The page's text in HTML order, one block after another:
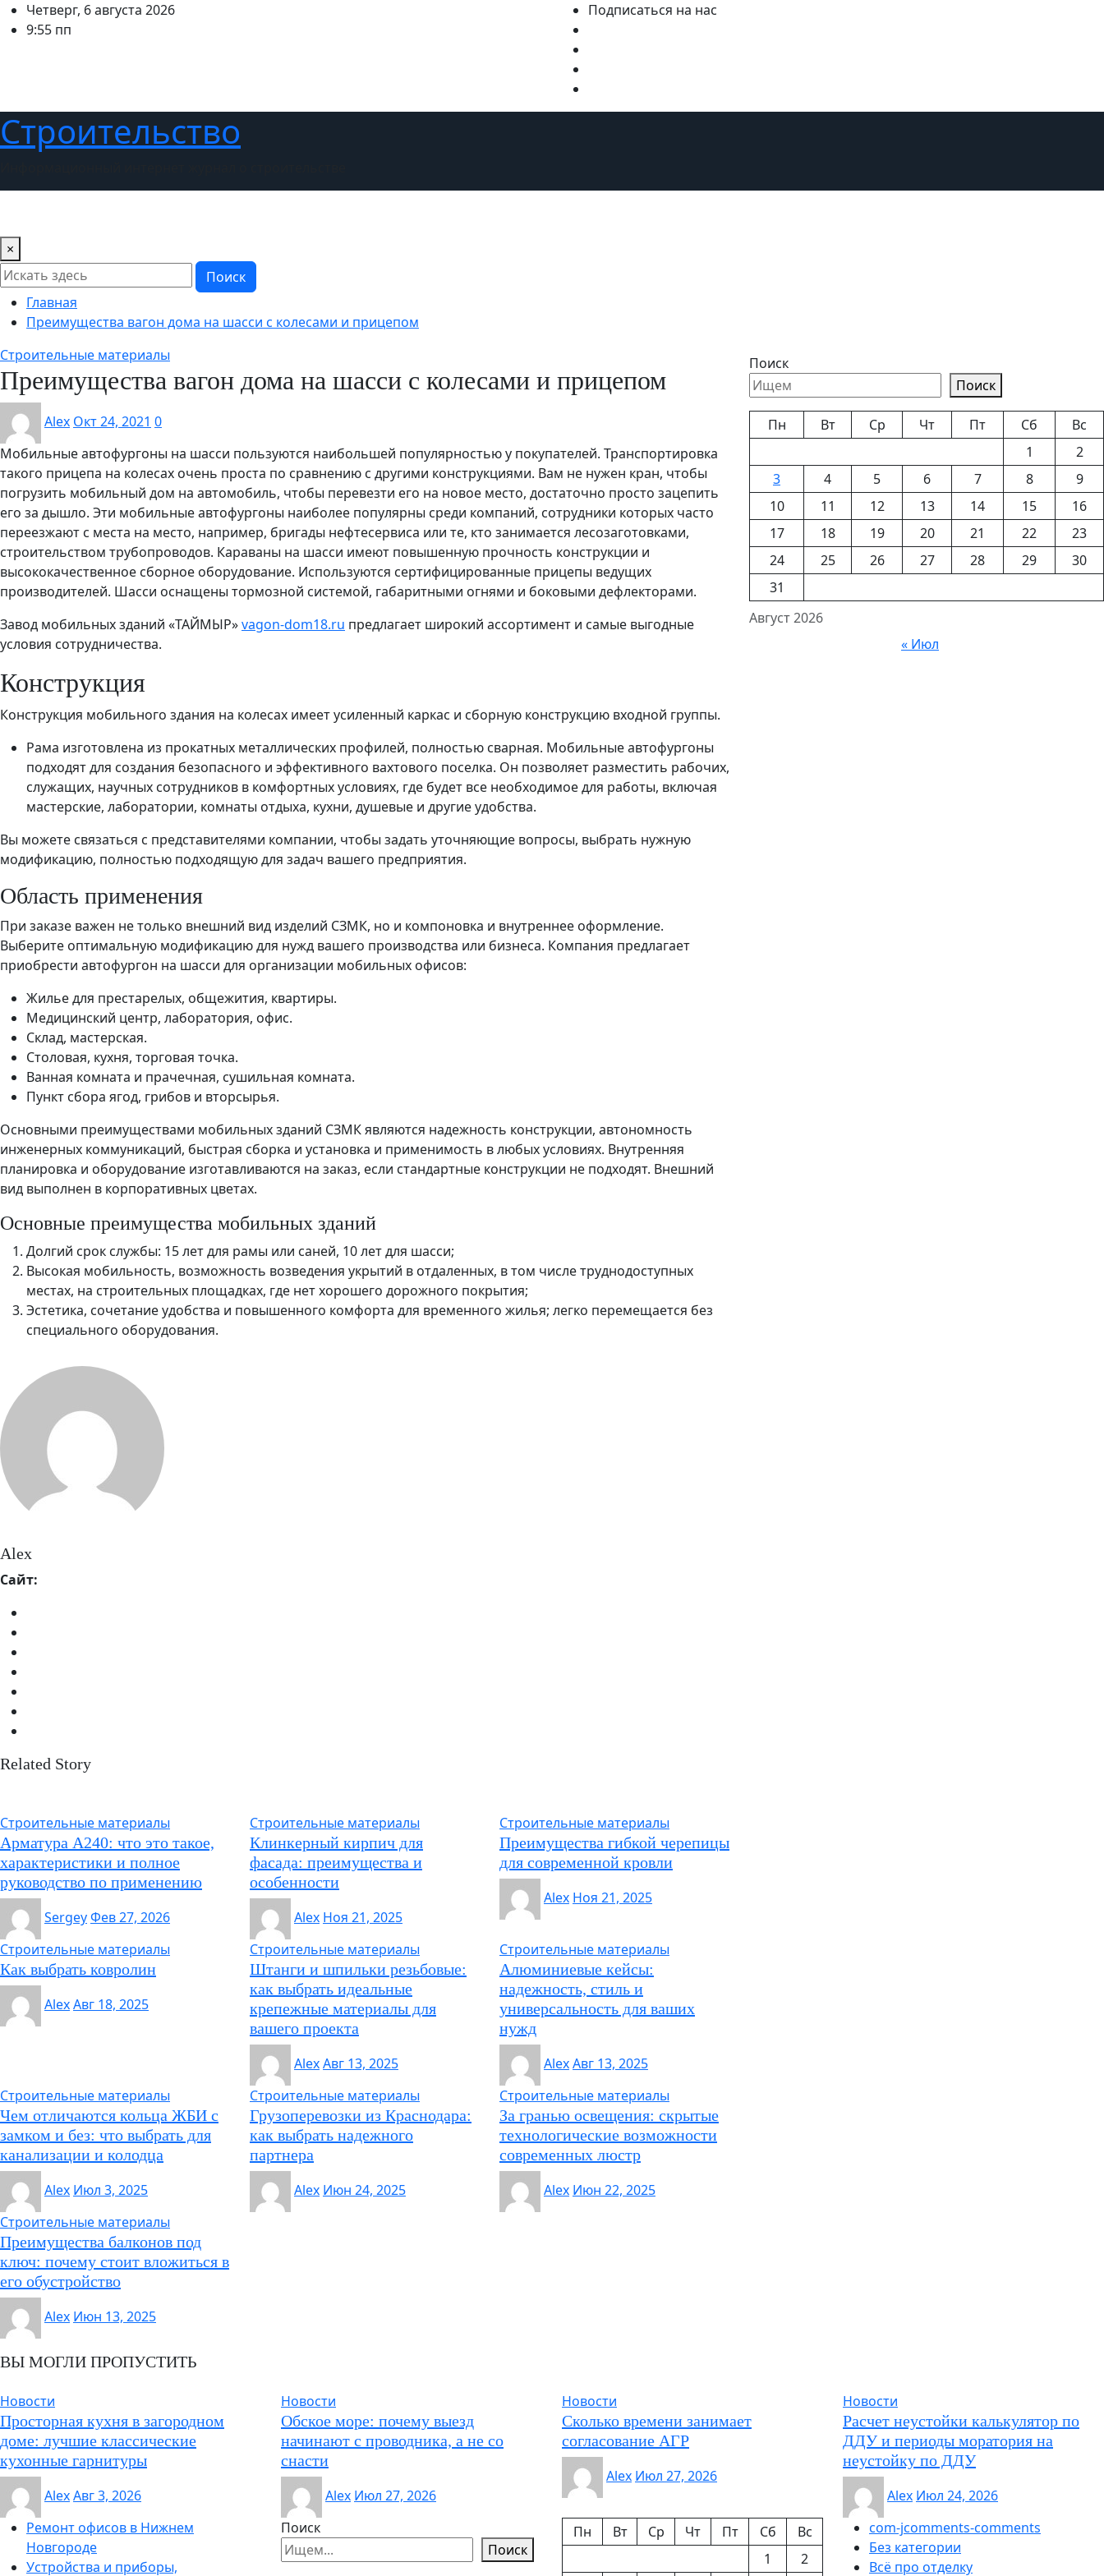
ПерейтиЧетверг, 6 августа 2026
9:55 пп
Подписаться на нас
Строительство
×
Поиск
Главная
Преимущества вагон дома на шасси с колесами и прицепом
Строительные материалы
Преимущества вагон дома на шасси с колесами и прицепом
Alex Окт 24, 2021 0
Мобильные автофургоны на шасси пользуются наибольшей популярностью у покупателей. Транспортировка
такого прицепа на колесах очень проста по сравнению с другими конструкциями. Вам не нужен кран, чтобы
погрузить мобильный дом на автомобиль, чтобы перевезти его на новое место, достаточно просто зацепить
его за дышло. Эти мобильные автофургоны наиболее популярны среди компаний, сотрудники которых часто
переезжают с места на место, например, бригады нефтесервиса или те, кто занимается лесозаготовками,
строительством трубопроводов. Караваны на шасси имеют повышенную прочность конструкции и
высококачественное сборное оборудование. Используются сертифицированные прицепы ведущих
производителей. Шасси оснащены тормозной системой, габаритными огнями и боковыми дефлекторами.
Завод мобильных зданий «ТАЙМЫР»vagon-dom18.ru предлагает широкий ассортимент и самые выгодные
условия сотрудничества.
Конструкция
Конструкция мобильного здания на колесах имеет усиленный каркас и сборную конструкцию входной группы.
Рама изготовлена из прокатных металлических профилей, полностью сварная. Мобильные автофургоны
подходят для создания безопасного и эффективного вахтового поселка. Он позволяет разместить рабочих,
служащих, научных сотрудников в комфортных условиях, где будет все необходимое для работы, включая
мастерские, лаборатории, комнаты отдыха, кухни, душевые и другие удобства.
Вы можете связаться с представителями компании, чтобы задать уточняющие вопросы, выбрать нужную
модификацию, полностью подходящую для задач вашего предприятия.
Область применения
При заказе важен не только внешний вид изделий СЗМК, но и компоновка и внутреннее оформление.
Выберите оптимальную модификацию для нужд вашего производства или бизнеса. Компания предлагает
приобрести автофургон на шасси для организации мобильных офисов:
Жилье для престарелых, общежития, квартиры.
Медицинский центр, лаборатория, офис.
Склад, мастерская.
Столовая, кухня, торговая точка.
Ванная комната и прачечная, сушильная комната.
Пункт сбора ягод, грибов и вторсырья.
Основными преимуществами мобильных зданий СЗМК являются надежность конструкции, автономность
инженерных коммуникаций, быстрая сборка и установка и применимость в любых условиях. Внутренняя
планировка и оборудование изготавливаются на заказ, если стандартные конструкции не подходят. Внешний
вид выполнен в корпоративных цветах.
Основные преимущества мобильных зданий
Долгий срок службы: 15 лет для рамы или саней, 10 лет для шасси;
Высокая мобильность, возможность возведения укрытий в отдаленных, в том числе труднодоступных
местах, на строительных площадках, где нет хорошего дорожного покрытия;
Эстетика, сочетание удобства и повышенного комфорта для временного жилья; легко перемещается без
специального оборудования.
Alex
Сайт:
Related Story
Строительные материалы
Арматура А240: что это такое,
характеристики и полное
руководство по применению
SergeyФев 27, 2026
Строительные материалы
Клинкерный кирпич для
фасада: преимущества и
особенности
Alex Ноя 21, 2025
Строительные материалы
Преимущества гибкой черепицы
для современной кровли
Alex Ноя 21, 2025
Строительные материалы
Как выбрать ковролин
AlexАвг 18, 2025
Строительные материалы
Штанги и шпильки резьбовые:
как выбрать идеальные
крепежные материалы для
вашего проекта
AlexАвг 13, 2025
Строительные материалы
Алюминиевые кейсы:
надежность, стиль и
универсальность для ваших
нужд
AlexАвг 13, 2025
Строительные материалы
Чем отличаются кольца ЖБИ с
замком и без: что выбрать для
канализации и колодца
Alex Июл 3, 2025
Строительные материалы
Грузоперевозки из Краснодара:
как выбрать надежного
партнера
Alex Июн 24, 2025
Строительные материалы
За гранью освещения: скрытые
технологические возможности
современных люстр
Alex Июн 22, 2025
Строительные материалы
Преимущества балконов под
ключ: почему стоит вложиться в
его обустройство
Alex Июн 13, 2025
Поиск
Поиск
Август 2026
Пн Вт Ср Чт Пт Сб
Вс
1
2
3
4 5 6 7 8
9
10
11 12 13 14 15
16
17
18 19 20 21 22
23
24
25 26 27 28 29
30
31
« Июл
ВЫ МОГЛИ ПРОПУСТИТЬ
Новости
Просторная кухня в загородном
доме: лучшие классические
кухонные гарнитуры
AlexАвг 3, 2026
Новости
Обское море: почему выезд
начинают с проводника, а не со
снасти
Alex Июл 27, 2026
Новости
Сколько времени занимает
согласование АГР
Alex Июл 27, 2026
Новости
Расчет неустойки калькулятор по
ДДУ и периоды моратория на
неустойку по ДДУ
Alex Июл 24, 2026
Ремонт офисов в Нижнем
Новгороде
Устройства и приборы,
Поиск
Поиск
Пн Вт Ср Чт Пт Сб
Вс
1
2
com-jcomments-comments
Без категории
Всё про отделку